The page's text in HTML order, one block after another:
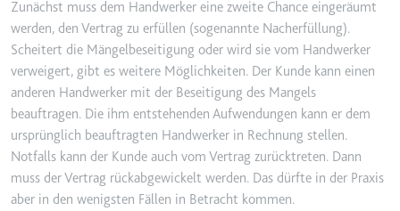
_ga_#
Anbieter:
smartlaw.de
Zweck:
Wird verwendet, um Daten zu
Google Analytics über das Gerät
und das Verhalten des Besuchers
zu senden. Erfasst den Besucher
über Geräte und Marketingkanäle
hinweg.
Statistiken der Videos von
YouTube, die der Benutzer
gesehen hat, zu behalten.
Ablauf:
Sitzung
Typ:
HTTP-Cookie
Zunächst muss dem Handwerker eine zweite Chance eingeräumt
werden, den Vertrag zu erfüllen (sogenannte Nacherfüllung).
Scheitert die Mängelbeseitigung oder wird sie vom Handwerker
verweigert, gibt es weitere Möglichkeiten. Der Kunde kann einen
anderen Handwerker mit der Beseitigung des Mangels
beauftragen. Die ihm entstehenden Aufwendungen kann er dem
ursprünglich beauftragten Handwerker in Rechnung stellen.
Notfalls kann der Kunde auch vom Vertrag zurücktreten. Dann
muss der Vertrag rückabgewickelt werden. Das dürfte in der Praxis
aber in den wenigsten Fällen in Betracht kommen.